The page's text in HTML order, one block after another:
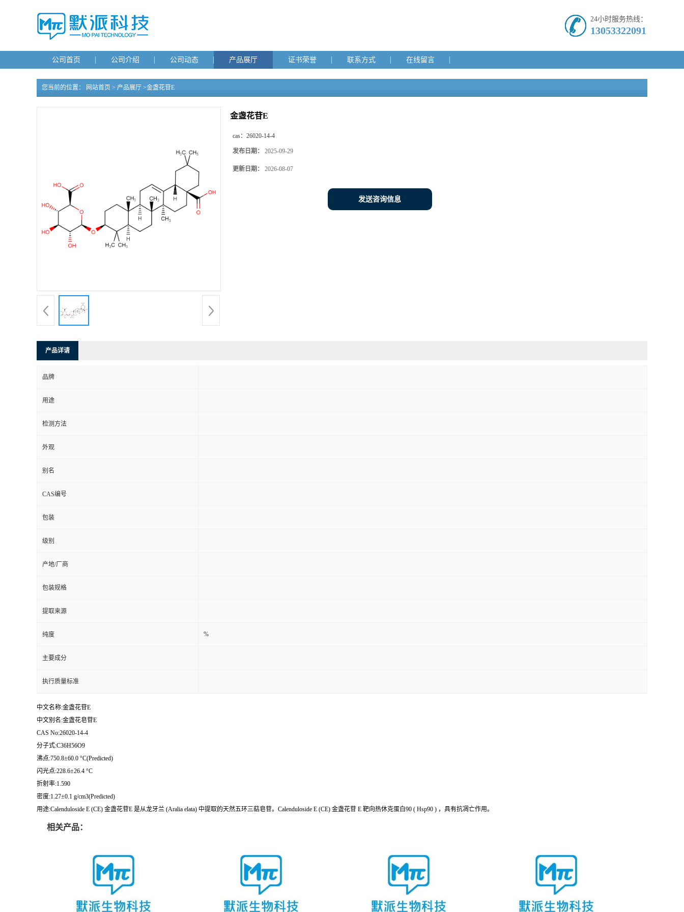
24小时服务热线：
13053322091
公司首页 公司介绍 公司动态 产品展厅 证书荣誉 联系方式 在线留言
您当前的位置： 网站首页 > 产品展厅 >金盏花苷E
金盏花苷E
cas： 26020-14-4
发布日期： 2025-09-29
更新日期： 2026-08-07
发送咨询信息
产品详请
品牌
用途
检测方法
外观
别名
CAS编号
包装
级别
产地/厂商
包装规格
提取来源
纯度 %
主要成分
执行质量标准
中文名称:金盏花苷E
中文别名:金盏花皂苷E
CAS No:26020-14-4
分子式:C36H56O9
沸点:750.8±60.0 °C(Predicted)
闪光点:228.6±26.4 °C
折射率:1.590
密度:1.27±0.1 g/cm3(Predicted)
用途:Calenduloside E (CE) 金盏花苷E 是从龙牙兰 (Aralia elata) 中提取的天然五环三萜皂苷。Calenduloside E (CE) 金盏花苷 E 靶向热休克蛋白90 ( Hsp90 ) ，具有抗凋亡作用。
相关产品：